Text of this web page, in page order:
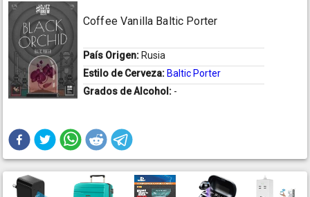
Coffee Vanilla Baltic Porter
País Origen: Rusia
Estilo de Cerveza: Baltic Porter
Grados de Alcohol: -